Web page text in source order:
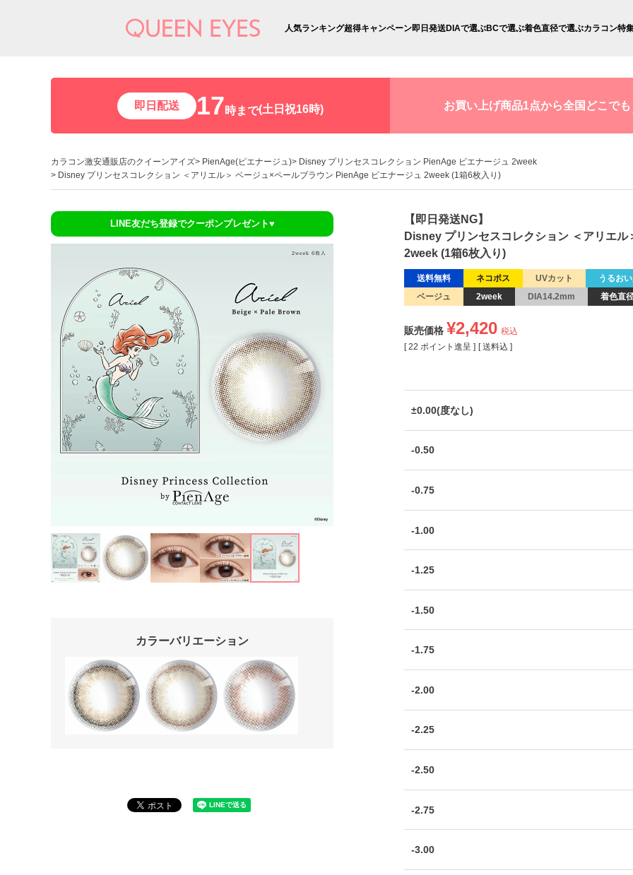
人気ランキング超得キャンペーン即日発送DIAで選ぶBCで選ぶ着色直径で選ぶカラコン特
即日配送 17時まで(土日祝16時) お買い上げ商品1点から全国どこでも
カラコン激安通販店のクイーンアイズ PienAge(ピエナージュ)
Disney プリンセスコレクション PienAge ピエナージュ 2week
Disney プリンセスコレクション ＜アリエル＞ ベージュ×ペールブラウン PienAge ピエナージュ 2week (1箱6枚入り)
LINE友だち登録でクーポンプレゼント♥
カラーバリエーション
【即日発送NG】
Disney プリンセスコレクション ＜アリエ
2week (1箱6枚入り)
送料無料 ネコポス UVカット
うるお
ベージュ
2week DIA14.2mm 着色直
販売価格 ¥2,420 税込
[ 22 ポイント進呈 ] 送料込
±0.00(度なし)
-0.50
-0.75
-1.00
-1.25
-1.50
-1.75
-2.00
-2.25
-2.50
-2.75
-3.00